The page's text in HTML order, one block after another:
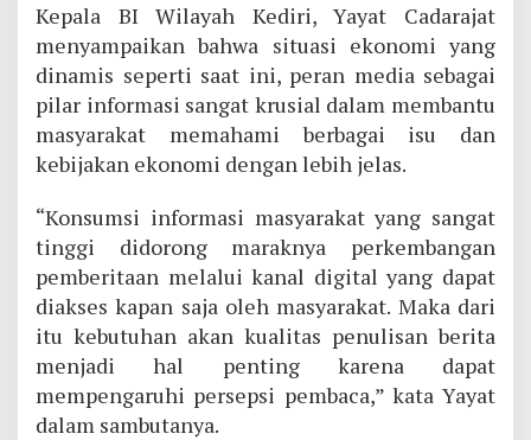
Kepala BI Wilayah Kediri, Yayat Cadarajat
menyampaikan bahwa situasi ekonomi yang
dinamis seperti saat ini, peran media sebagai
pilar informasi sangat krusial dalam membantu
masyarakat memahami berbagai isu dan
kebijakan ekonomi dengan lebih jelas.
“Konsumsi informasi masyarakat yang sangat
tinggi didorong maraknya perkembangan
pemberitaan melalui kanal digital yang dapat
diakses kapan saja oleh masyarakat. Maka dari
itu kebutuhan akan kualitas penulisan berita
menjadi hal penting karena dapat
mempengaruhi persepsi pembaca,” kata Yayat
dalam sambutanya.